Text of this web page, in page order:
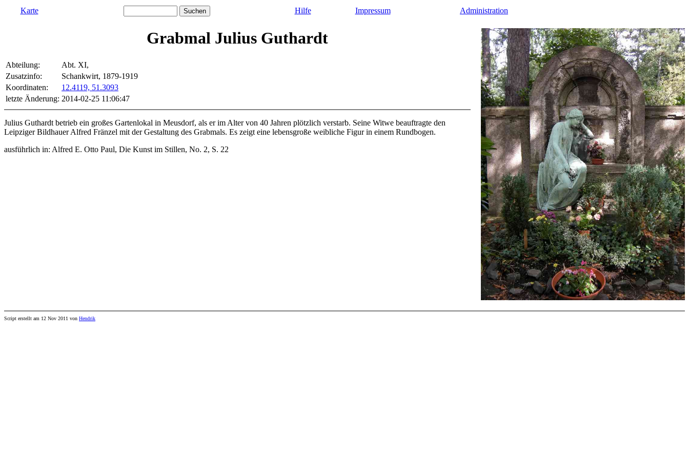
Karte Hilfe Impressum Administration
Grabmal Julius Guthardt
Abteilung:
Abt. XI,
Zusatzinfo:
Schankwirt, 1879-1919
Koordinaten:
12.4119, 51.3093
letzte Änderung: 2014-02-25 11:06:47
Julius Guthardt betrieb ein großes Gartenlokal in Meusdorf, als er im Alter von 40 Jahren plötzlich verstarb. Seine Witwe beauftragte den
Leipziger Bildhauer Alfred Fränzel mit der Gestaltung des Grabmals. Es zeigt eine lebensgroße weibliche Figur in einem Rundbogen.
ausführlich in: Alfred E. Otto Paul, Die Kunst im Stillen, No. 2, S. 22
Script erstellt am 12 Nov 2011 von Hendrik